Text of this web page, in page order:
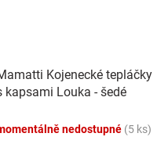
Kojenecké tepláčky
kapsami Louka - šedé
nedostupné (5 ks)